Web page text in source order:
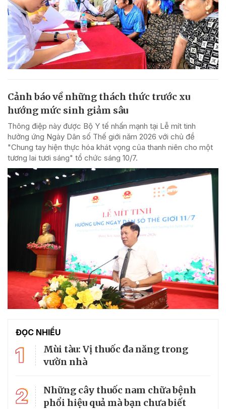
Cảnh báo về những thách thức trước xu
hướng mức sinh giảm sâu
Thông điệp này được Bộ Y tế nhấn mạnh tại Lễ mít tinh
hưởng ứng Ngày Dân số Thế giới năm 2026 với chủ đề
"Chung tay hiện thực hóa khát vọng của thanh niên cho một
tương lai tươi sáng" tổ chức sáng 10/7.
ĐỌC NHIỀU
1
Mùi tàu: Vị thuốc đa năng trong
vườn nhà
2
Những cây thuốc nam chữa bệnh
phổi hiệu quả mà bạn chưa biết